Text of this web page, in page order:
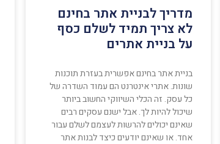
מדריך לבניית אתר בחינם
לא צריך תמיד לשלם כסף
על בניית אתרים
בניית אתר בחינם אפשרית בעזרת תוכנות
שונות. אתרי אינטרנט הם עמוד השדרה של
כל עסק. זה הכלי השיווקי החשוב ביותר
שיכול להיות לך. אבל ישנם עסקים רבים
שאינם יכולים להרשות לעצמם לשלם עבור
אחד. או שאינם יודעים כיצד לבנות אתר